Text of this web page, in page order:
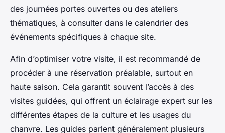
des journées portes ouvertes ou des ateliers
thématiques, à consulter dans le calendrier des
événements spécifiques à chaque site.
Afin d’optimiser votre visite, il est recommandé de
procéder à une réservation préalable, surtout en
haute saison. Cela garantit souvent l’accès à des
visites guidées, qui offrent un éclairage expert sur les
différentes étapes de la culture et les usages du
chanvre. Les guides parlent généralement plusieurs